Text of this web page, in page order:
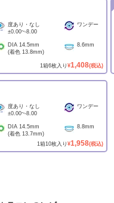
度あり・なし
±0.00~-8.00
ワンデー
DIA 14.5mm
(着色 13.8mm)
8.6mm
1箱6枚入り ¥1,408(税込)
度あり・なし
±0.00~-8.00
ワンデー
DIA 14.5mm
(着色 13.7mm)
8.8mm
1箱10枚入り ¥1,958(税込)